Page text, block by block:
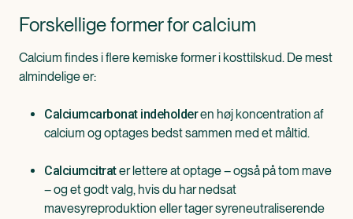
Forskellige former for calcium
Calcium findes i flere kemiske former i kosttilskud. De mest
almindelige er:
Calciumcarbonat indeholderen høj koncentration af
calcium og optages bedst sammen med et måltid.
Calciumcitrater lettere at optage – også på tom mave
– og et godt valg, hvis du har nedsat
mavesyreproduktion eller tager syreneutraliserende